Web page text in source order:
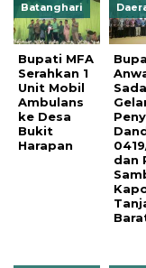
Batanghari
Bupati MFA
Serahkan 1
Unit Mobil
Ambulans
ke Desa
Bukit
Harapan
dan